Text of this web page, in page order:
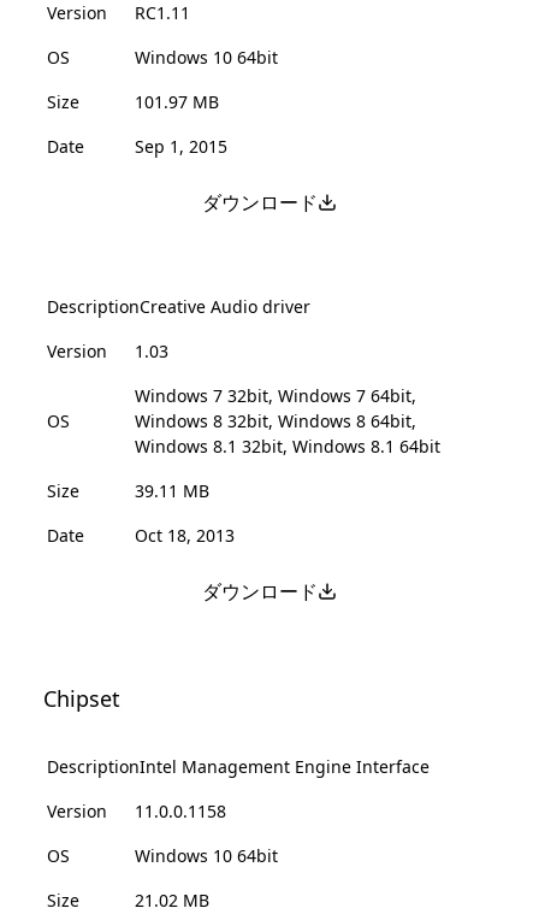
Version
RC1.11
OS
Windows 10 64bit
Size
101.97 MB
Date
Sep 1, 2015
ダウンロード
DescriptionCreative Audio driver
Version
1.03
OS
Windows 7 32bit, Windows 7 64bit,
Windows 8 32bit, Windows 8 64bit,
Windows 8.1 32bit, Windows 8.1 64bit
Size
39.11 MB
Date
Oct 18, 2013
ダウンロード
Chipset
DescriptionIntel Management Engine Interface
Version
11.0.0.1158
OS
Windows 10 64bit
Size
21.02 MB